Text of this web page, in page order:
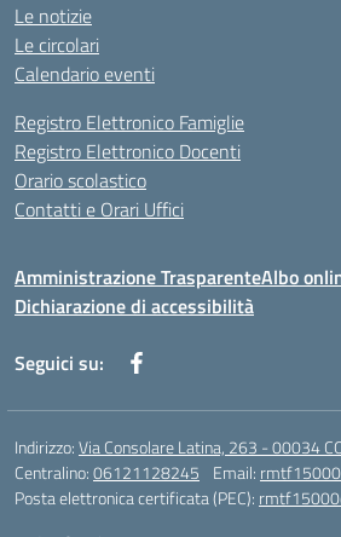
Le notizie
Le circolari
Calendario eventi
Registro Elettronico Famiglie
Registro Elettronico Docenti
Orario scolastico
Contatti e Orari Uffici
Amministrazione TrasparenteAlbo
Dichiarazione di accessibilità
Seguici su:
Indirizzo:Via Consolare Latina, 263 - 00034
Centralino:06121128245 Email:
Posta elettronica certificata (PEC):